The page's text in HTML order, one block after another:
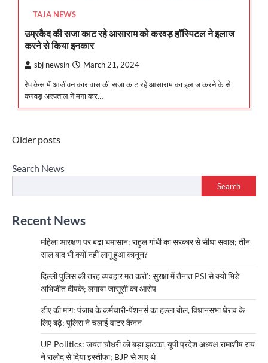
TAJA NEWS
उम्रकैद की सजा काट रहे आसाराम को करवड़ हॉस्पिटल ने इलाज
करने से किया इनकार
sbj newsin March 21, 2024
रेप केस में आजीवन कारावास की सजा काट रहे आसाराम का इलाज करने के से
करवड़ अस्पताल ने मना कर…
Posts
Older posts
Search News
Search
Recent News
महिला आरक्षण पर बढ़ा घमासान: राहुल गांधी का सरकार से सीधा सवाल; तीन
साल बाद भी क्यों नहीं लागू हुआ कानून?
दिल्ली पुलिस की तरह व्यवहार मत करो’: सुरक्षा में तैनात PSI से क्यों भिड़े
अभिजीत दीपके; लगाया जासूसी का आरोप
डीए की मांग: पंजाब के कर्मचारी-पेंशनर्स का हल्ला बोल, विधानसभा घेराव के
लिए बढ़े; पुलिस ने चलाई वाटर कैनन
UP Politics: जयंत चौधरी को बड़ा झटका, यूपी प्रदेश अध्यक्ष रामाशीष राय
ने रालोद से दिया इस्तीफा; BJP से आए थे